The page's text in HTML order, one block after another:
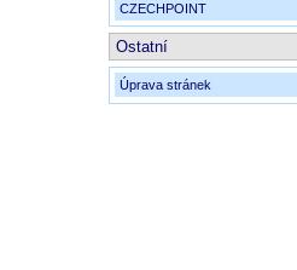
CZECHPOINT
Ostatní
Úprava stránek